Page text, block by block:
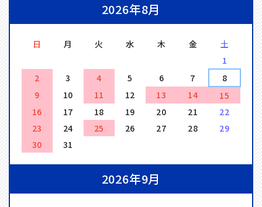
2026年8月
日 月 火 水 木 金
土
1
2
3 4 5 6 7
8
9
10 11 12 13 14
15
16
17 18 19 20 21
22
23
24 25 26 27 28
29
30
31
2026年9月